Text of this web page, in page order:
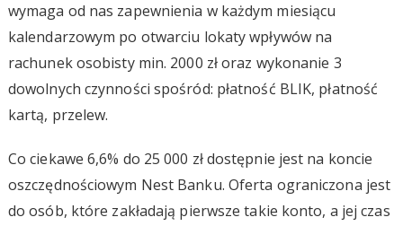
wymaga od nas zapewnienia w każdym miesiącu
kalendarzowym po otwarciu lokaty wpływów na
rachunek osobisty min. 2000 zł oraz wykonanie 3
dowolnych czynności spośród: płatność BLIK, płatność
kartą, przelew.
Co ciekawe 6,6% do 25 000 zł dostępnie jest na koncie
oszczędnościowym Nest Banku. Oferta ograniczona jest
do osób, które zakładają pierwsze takie konto, a jej czas